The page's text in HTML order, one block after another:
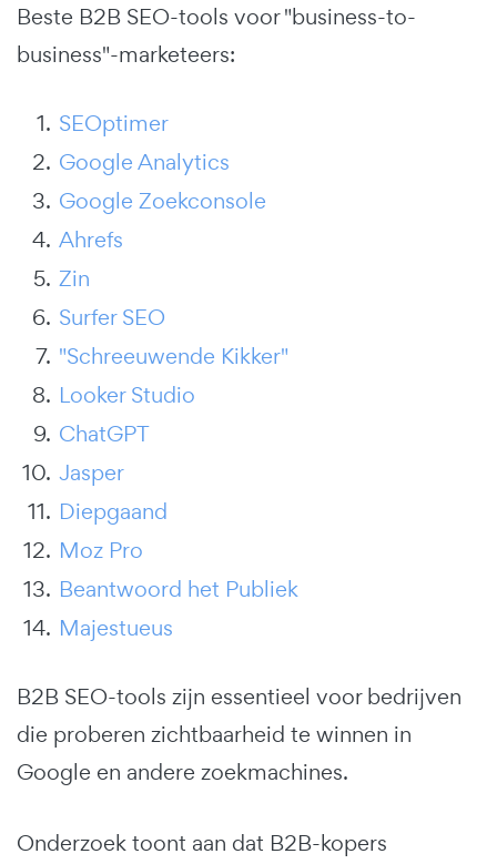
Beste B2B SEO-tools voor "business-to-
business"-marketeers:
SEOptimer
Google Analytics
Google Zoekconsole
Ahrefs
Zin
Surfer SEO
"Schreeuwende Kikker"
Looker Studio
ChatGPT
Jasper
Diepgaand
Moz Pro
Beantwoord het Publiek
Majestueus
B2B SEO-tools zijn essentieel voor bedrijven
die proberen zichtbaarheid te winnen in
Google en andere zoekmachines.
Onderzoek toont aan dat B2B-kopers